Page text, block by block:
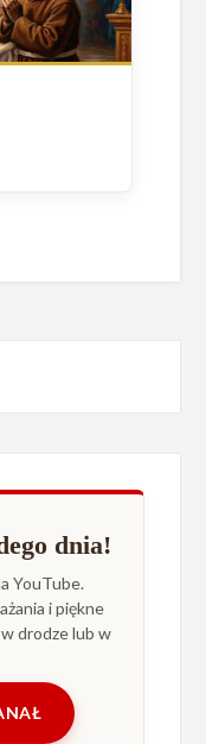
dnia!
YouTube.
i piękne
drodze lub w